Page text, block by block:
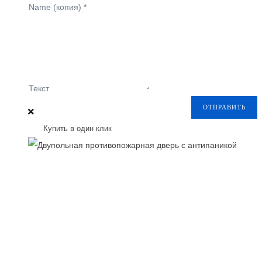
Name (копия) *
Текст
ОТПРАВИТЬ
Купить в один клик